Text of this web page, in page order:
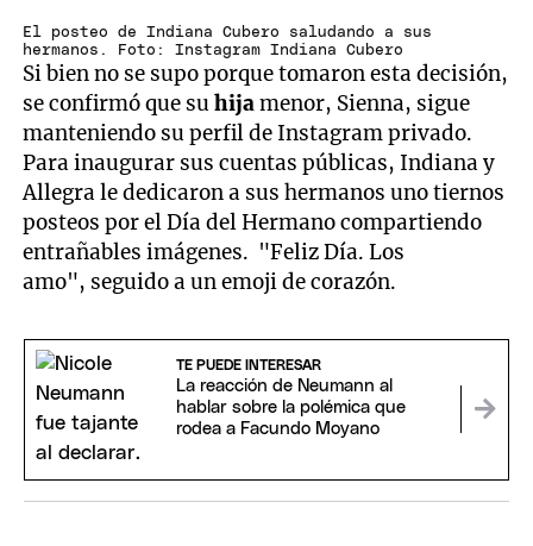
El posteo de Indiana Cubero saludando a sus
hermanos. Foto: Instagram Indiana Cubero
Si bien no se supo porque tomaron esta decisión,
se confirmó que suhijamenor, Sienna, sigue
manteniendo su perfil de Instagram privado.
Para inaugurar sus cuentas públicas, Indiana y
Allegra le dedicaron a sus hermanos uno tiernos
posteos por el Día del Hermano compartiendo
entrañables imágenes. "Feliz Día. Los
amo", seguido a un emoji de corazón.
TE PUEDE INTERESAR
La reacción de Neumann al
hablar sobre la polémica que
rodea a Facundo Moyano